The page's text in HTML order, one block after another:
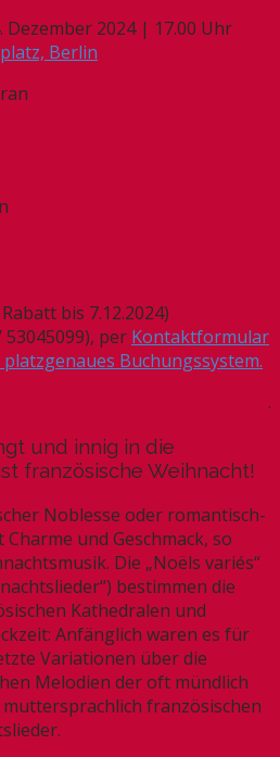
Dezember 2024 | 17.00 Uhr
Berlin
bis 7.12.2024)
per Kontaktformular
Buchungssystem.
.
und innig in die
französische Weihnacht!
Noblesse oder romantisch-
und Geschmack, so
Die „Noëls variés“
bestimmen die
Kathedralen und
Anfänglich waren es für
Variationen über die
Melodien der oft mündlich
französischen